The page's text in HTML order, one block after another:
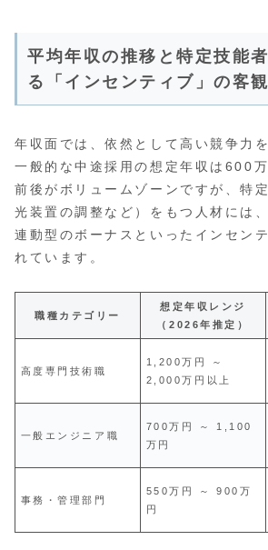
平均年収の推移と特定技能
る「インセンティブ」の客
年収面では、依然として高い競争力
一般的な中途採用の想定年収は600
前後がボリュームゾーンですが、特
光装置の調整など）をもつ人材には
連動型のボーナスといったインセン
れています。
職種カテゴリー
想定年収レンジ
（2026年推定）
高度専門技術職
1,200万円 ～
2,000万円以上
一般エンジニア職
700万円 ～ 1,100
万円
事務・管理部門
550万円 ～ 900万
円